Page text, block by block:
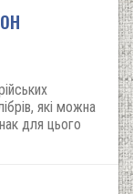
які можна
для цього